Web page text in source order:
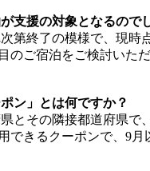
支援の対象となるので
第終了の模様で、現時
のご宿泊をご検討いた
ン」とは何ですか？
とその隣接都道府県で
できるクーポンで、9月